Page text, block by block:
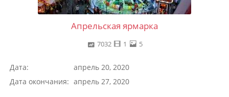
Апрельская ярмарка
7032 1 5
Дата:
апрель 20, 2020
Дата окончания: апрель 27, 2020